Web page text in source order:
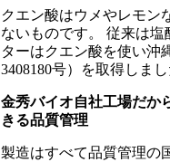
クエン酸はウメやレモン
ないものです。 従来は
ターはクエン酸を使い沖
3408180号）を取得しま
金秀バイオ自社工場だか
きる品質管理
製造はすべて品質管理の